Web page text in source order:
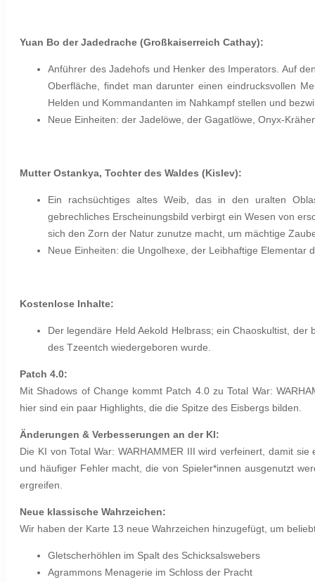
Yuan Bo der Jadedrache (Großkaiserreich Cathay):
Anführer des Jadehofs und Henker des Imperators. Auf
Oberfläche, findet man darunter einen eindrucksvollen
Helden und Kommandanten im Nahkampf stellen und
Neue Einheiten: der Jadelöwe, der Gagatlöwe, Onyx-
Mutter Ostankya, Tochter des Waldes (Kislev):
Ein rachsüchtiges altes Weib, das in den uralten
gebrechliches Erscheinungsbild verbirgt ein Wesen von
sich den Zorn der Natur zunutze macht, um mächtige
Neue Einheiten: die Ungolhexe, der Leibhaftige Elementar
Kostenlose Inhalte:
Der legendäre Held Aekold Helbrass; ein Chaoskultist,
des Tzeentch wiedergeboren wurde.
Patch 4.0:
Mit Shadows of Change kommt Patch 4.0 zu Total War:
hier sind ein paar Highlights, die die Spitze des Eisbergs bilden.
Änderungen & Verbesserungen an der KI:
Die KI von Total War: WARHAMMER III wird verfeinert, damit
und häufiger Fehler macht, die von Spieler*innen ausgenutzt
ergreifen.
Neue klassische Wahrzeichen:
Wir haben der Karte 13 neue Wahrzeichen hinzugefügt, um
Gletscherhöhlen im Spalt des Schicksalswebers
Agrammons Menagerie im Schloss der Pracht